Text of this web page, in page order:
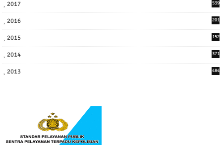
2017
539
2016
201
2015 152
2014 371
2013 484